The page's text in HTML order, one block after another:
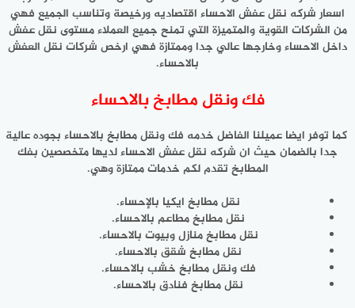
اسعار شركه نقل عفش الاحساء اقتصاديه ورخيصة وتناسب الجميع فهي
من الشركات القوية والمتميزة التي تمنح جميع العملاء مستوى نقل عفش
داخل الاحساء وخارجها عالي جدا وممتازة فهي ارخص شركات نقل العفش
بالاحساء.
فك ونقل مطابخ بالاحساء
كما توفر ايضا عميلنا الفاضل خدمه فك ونقل مطابخ بالاحساء بجوده عالية
جدا بالضمان حيث ان شركه نقل عفش الاحساء لديها متخصصين بفك
المطابخ تقدم لكم خدمات ممتازة وهي.
نقل مطابخ ايكيا بالإحساء.
نقل مطابخ مطاعم بالاحساء.
نقل مطابخ منازل وبيوت بالاحساء.
نقل مطابخ شقق بالاحساء.
فك ونقل مطابخ خشب بالاحساء.
نقل مطابخ فنادق بالاحساء.